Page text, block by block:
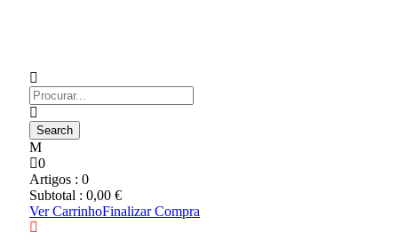
0
Artigos : 0
Subtotal : 0,00 €
Ver CarrinhoFinalizar Compra